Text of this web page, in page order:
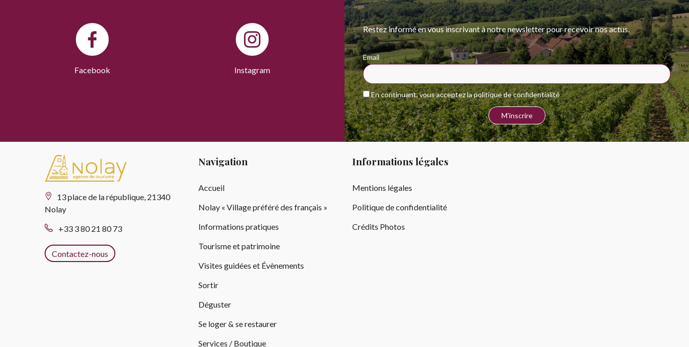
Facebook Instagram
Restez informé en vous inscrivant à notre newsletter pour recevoir nos actus.
Email
En continuant, vous acceptez la politique de confidentialité
13 place de la république, 21340
Nolay
+33 3 80 21 80 73
Contactez-nous
Navigation
Accueil
Nolay « Village préféré des français »
Informations pratiques
Tourisme et patrimoine
Visites guidées et Évènements
Sortir
Déguster
Se loger & se restaurer
Services / Boutique
Informations légales
Mentions légales
Politique de confidentialité
Crédits Photos